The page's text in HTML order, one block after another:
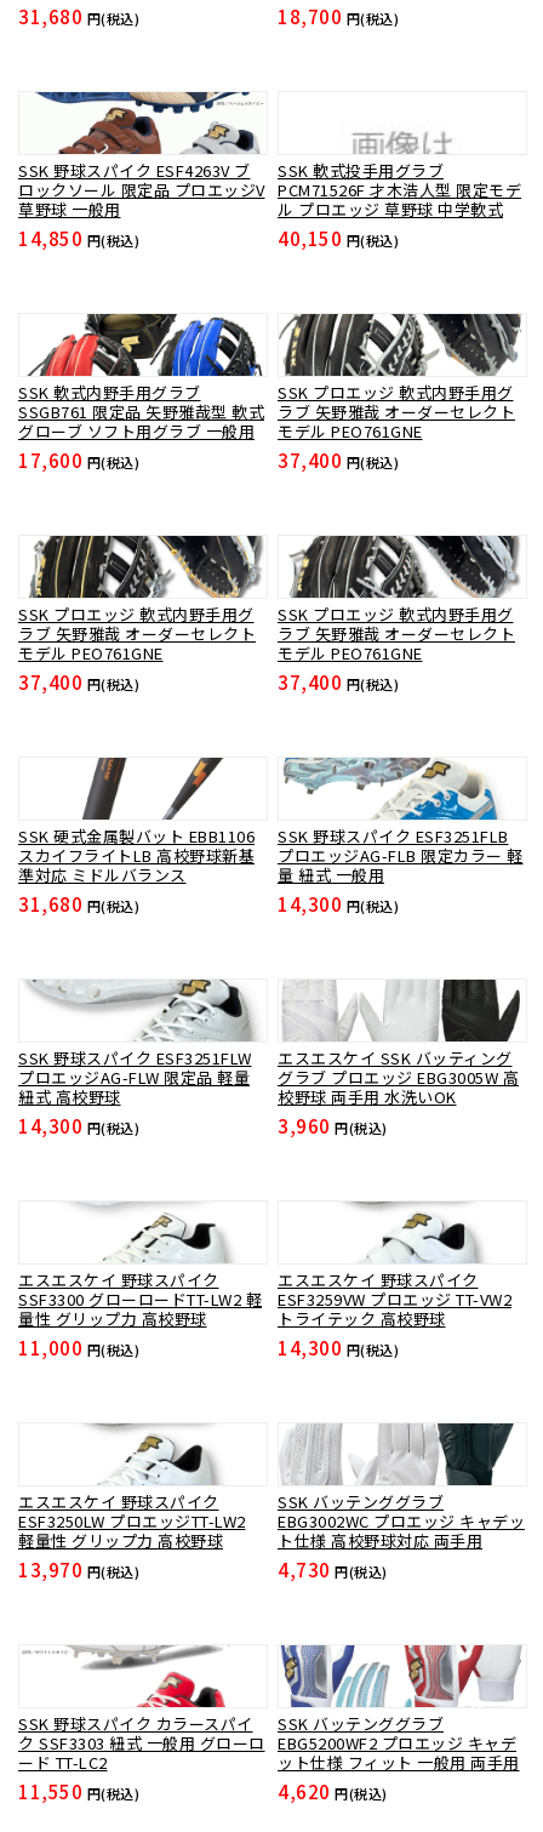
31,680 円(税込) 18,700 円(税込)
SSK 野球スパイク ESF4263V ブ
ロックソール 限定品 プロエッジV
草野球 一般用
14,850 円(税込)
SSK 軟式投手用グラブ
PCM71526F 才木浩人型 限定モデ
ル プロエッジ 草野球 中学軟式
40,150 円(税込)
SSK 軟式内野手用グラブ
SSGB761 限定品 矢野雅哉型 軟式
グローブ ソフト用グラブ 一般用
17,600 円(税込)
SSK プロエッジ 軟式内野手用グ
ラブ 矢野雅哉 オーダーセレクト
モデル PEO761GNE
37,400 円(税込)
SSK プロエッジ 軟式内野手用グ
ラブ 矢野雅哉 オーダーセレクト
モデル PEO761GNE
37,400 円(税込)
SSK プロエッジ 軟式内野手用グ
ラブ 矢野雅哉 オーダーセレクト
モデル PEO761GNE
37,400 円(税込)
SSK 硬式金属製バット EBB1106
スカイフライトLB 高校野球新基
準対応 ミドルバランス
31,680 円(税込)
SSK 野球スパイク ESF3251FLB
プロエッジAG-FLB 限定カラー 軽
量 紐式 一般用
14,300 円(税込)
SSK 野球スパイク ESF3251FLW
プロエッジAG-FLW 限定品 軽量
紐式 高校野球
14,300 円(税込)
エスエスケイ SSK バッティング
グラブ プロエッジ EBG3005W 高
校野球 両手用 水洗いOK
3,960 円(税込)
エスエスケイ 野球スパイク
SSF3300 グローロードTT-LW2 軽
量性 グリップ力 高校野球
11,000 円(税込)
エスエスケイ 野球スパイク
ESF3259VW プロエッジ TT-VW2
トライテック 高校野球
14,300 円(税込)
エスエスケイ 野球スパイク
ESF3250LW プロエッジTT-LW2
軽量性 グリップ力 高校野球
13,970 円(税込)
SSK バッテンググラブ
EBG3002WC プロエッジ キャデッ
ト仕様 高校野球対応 両手用
4,730 円(税込)
SSK 野球スパイク カラースパイ
ク SSF3303 紐式 一般用 グローロ
ード TT-LC2
11,550 円(税込)
SSK バッテンググラブ
EBG5200WF2 プロエッジ キャデ
ット仕様 フィット 一般用 両手用
4,620 円(税込)